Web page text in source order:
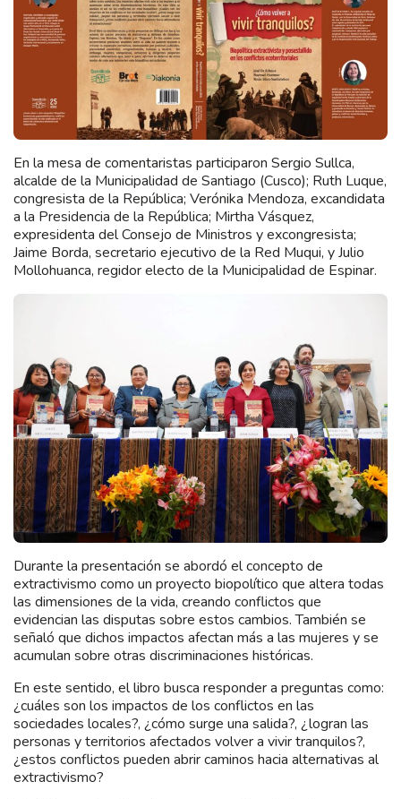
En la mesa de comentaristas participaron Sergio Sullca,
alcalde de la Municipalidad de Santiago (Cusco); Ruth Luque,
congresista de la República; Verónika Mendoza, excandidata
a la Presidencia de la República; Mirtha Vásquez,
expresidenta del Consejo de Ministros y excongresista;
Jaime Borda, secretario ejecutivo de la Red Muqui, y Julio
Mollohuanca, regidor electo de la Municipalidad de Espinar.
Durante la presentación se abordó el concepto de
extractivismo como un proyecto biopolítico que altera todas
las dimensiones de la vida, creando conflictos que
evidencian las disputas sobre estos cambios. También se
señaló que dichos impactos afectan más a las mujeres y se
acumulan sobre otras discriminaciones históricas.
En este sentido, el libro busca responder a preguntas como:
¿cuáles son los impactos de los conflictos en las
sociedades locales?, ¿cómo surge una salida?, ¿logran las
personas y territorios afectados volver a vivir tranquilos?,
¿estos conflictos pueden abrir caminos hacia alternativas al
extractivismo?